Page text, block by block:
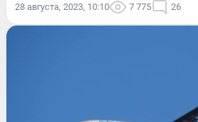
28 августа, 2023, 10:10 7 775 26